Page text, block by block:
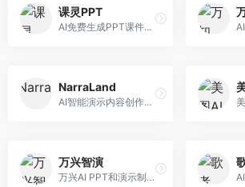
课灵PPT
AI免费生成PPT课件平台，专注于教育场景。面向教师和教育工作者，提供课件生成、教学设计、模板选择等服务，教育适配性强。
NarraLand
AI智能演示内容创作平台，专注于叙事演示。面向内容创作者，提供故事创作、演示生成、动画设计等服务，演示内容生动有趣。
万兴智演
万兴AI PPT和演示制作软件，整合视频演示功能。面向职场人士和教育工作者，提供PPT生成、演示录制、视频制作等服务，演示功能完善。